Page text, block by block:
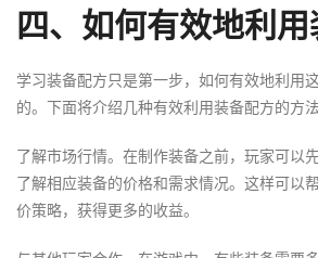
四、如何有效地利
学习装备配方只是第一步，如何有效地利用
的。下面将介绍几种有效利用装备配方的方法
了解市场行情。在制作装备之前，玩家可以
了解相应装备的价格和需求情况。这样可以
价策略，获得更多的收益。